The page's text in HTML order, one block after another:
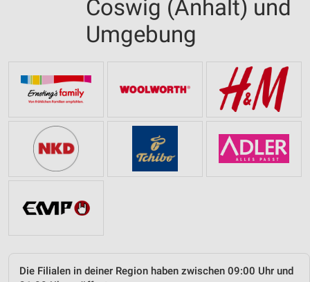
Coswig (Anhalt) und
Umgebung
Die Filialen in deiner Region haben zwischen 09:00 Uhr und